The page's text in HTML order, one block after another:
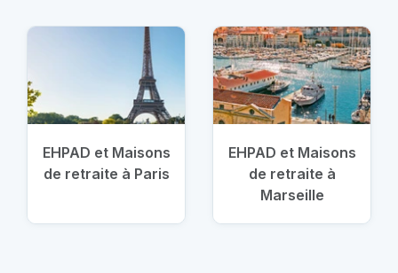
EHPAD et Maisons
de retraite à Paris
EHPAD et Maisons
de retraite à
Marseille